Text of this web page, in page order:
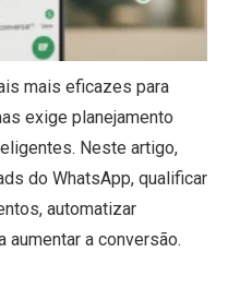
mais eficazes para
exige planejamento
Neste artigo,
do WhatsApp, qualificar
automatizar
a conversão.